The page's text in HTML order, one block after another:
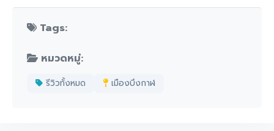
Tags:
หมวดหมู่:
รีวิวทั้งหมด เมืองบึงกาฬ